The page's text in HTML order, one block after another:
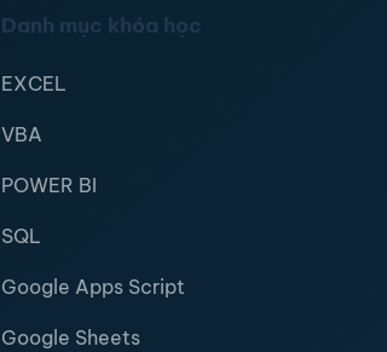
Danh mục khóa học
EXCEL
VBA
POWER BI
SQL
Google Apps Script
Google Sheets